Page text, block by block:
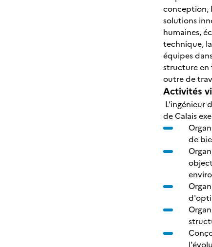
conception,
solutions
humaines,
technique,
équipes
structure en
outre de
Activités
L’ingénieur
de Calais
de